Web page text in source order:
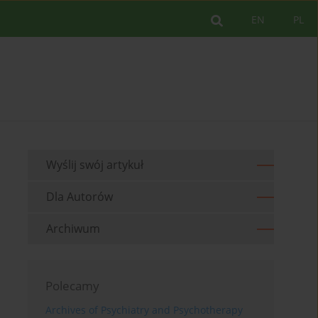
PL
EN
Wyślij swój artykuł
Dla Autorów
Archiwum
Polecamy
Archives of Psychiatry and Psychotherapy